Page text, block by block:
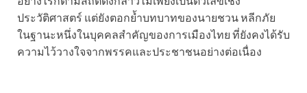
ประวัติศาสตร์ แต่ยังตอกย้ำบทบาทของนายชวน หลีกภัย
ในฐานะหนึ่งในบุคคลสำคัญของการเมืองไทย ที่ยังคงได้รับ
ความไว้วางใจจากพรรคและประชาชนอย่างต่อเนื่อง